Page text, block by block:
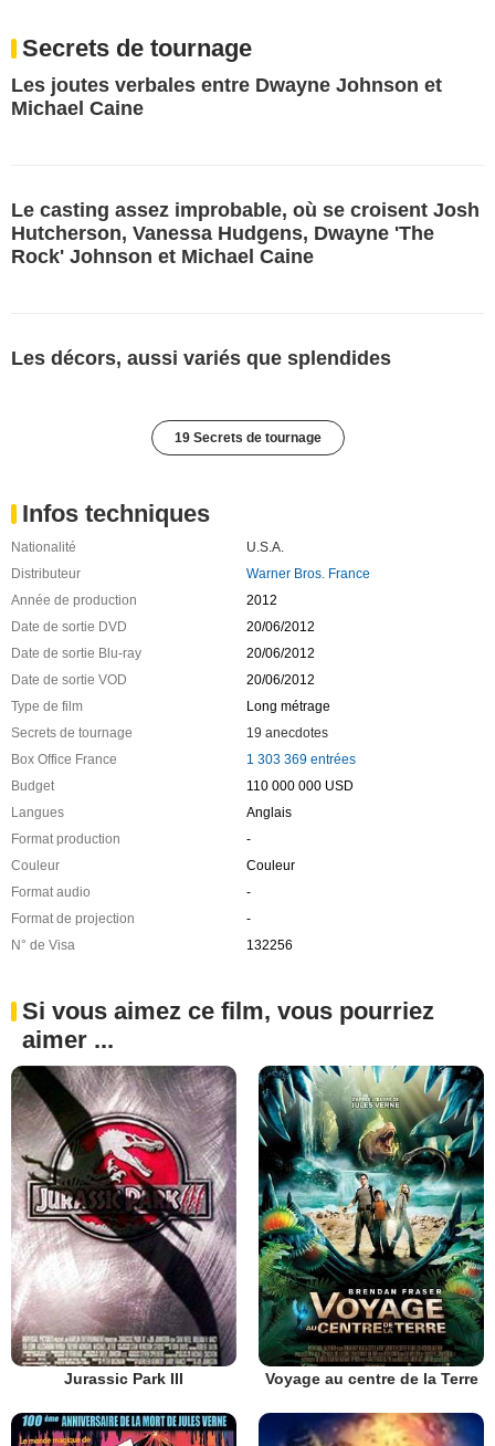
Secrets de tournage
Les joutes verbales entre Dwayne Johnson et
Michael Caine
Le casting assez improbable, où se croisent Josh
Hutcherson, Vanessa Hudgens, Dwayne 'The
Rock' Johnson et Michael Caine
Les décors, aussi variés que splendides
19 Secrets de tournage
Infos techniques
Nationalité
U.S.A.
Distributeur
Warner Bros. France
Année de production
2012
Date de sortie DVD
20/06/2012
Date de sortie Blu-ray
20/06/2012
Date de sortie VOD
20/06/2012
Type de film
Long métrage
Secrets de tournage
19 anecdotes
Box Office France
1 303 369 entrées
Budget
110 000 000 USD
Langues
Anglais
Format production
-
Couleur
Couleur
Format audio
-
Format de projection
-
N° de Visa
132256
Si vous aimez ce film, vous pourriez
aimer ...
Jurassic Park III Voyage au centre de la Terre